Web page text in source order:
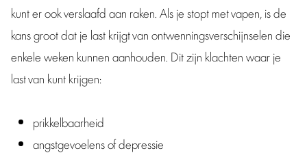
kunt er ook verslaafd aan raken. Als je stopt met vapen, is de
kans groot dat je last krijgt van ontwenningsverschijnselen die
enkele weken kunnen aanhouden. Dit zijn klachten waar je
last van kunt krijgen:
prikkelbaarheid
angstgevoelens of depressie